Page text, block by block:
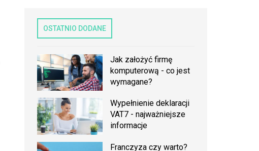
OSTATNIO DODANE
Jak założyć firmę
komputerową - co jest
wymagane?
Wypełnienie deklaracji
VAT7 - najważniejsze
informacje
Franczyza czy warto?